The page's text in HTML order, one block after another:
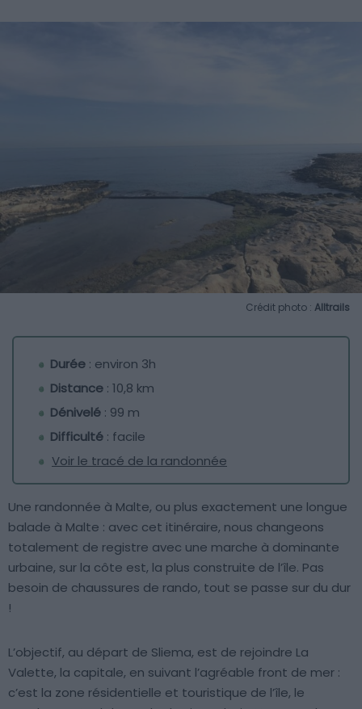
Crédit photo : Alltrails
Durée : environ 3h
Distance : 10,8 km
Dénivelé : 99 m
Difficulté : facile
Voir le tracé de la randonnée
Une randonnée à Malte, ou plus exactement une longue
balade à Malte : avec cet itinéraire, nous changeons
totalement de registre avec une marche à dominante
urbaine, sur la côte est, la plus construite de l’île. Pas
besoin de chaussures de rando, tout se passe sur du dur
!
L’objectif, au départ de Sliema, est de rejoindre La
Valette, la capitale, en suivant l’agréable front de mer :
c’est la zone résidentielle et touristique de l’île, le